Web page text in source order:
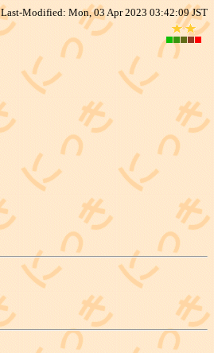
Last-Modified: Mon, 03 Apr 2023 03:42:09 JST